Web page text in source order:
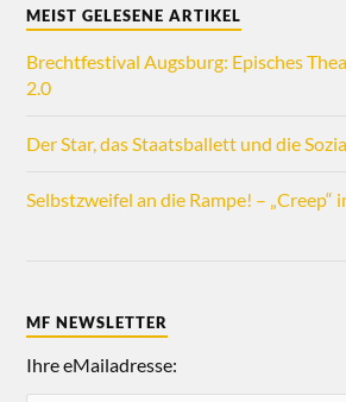
MEIST GELESENE ARTIKEL
Brechtfestival Augsburg: Episches
2.0
Der Star, das Staatsballett und die
Selbstzweifel an die Rampe! – „Creep“
MF NEWSLETTER
Ihre eMailadresse: